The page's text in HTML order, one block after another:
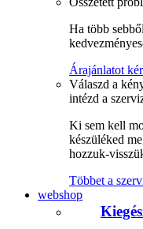
Ha több
Árajánlatot
Válaszd a
intézd a
Ki sem kell
készüléked
hozzuk-
Többet a
webshop